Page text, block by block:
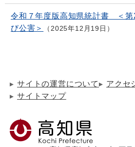
令和７年度版高知県統計書 ＜第
び公害＞
2025年12月19日
サイトの運営について
アクセ
サイトマップ